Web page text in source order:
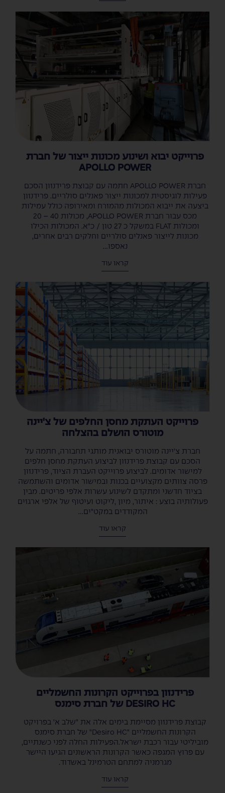
פרוייקט יבוא ושינוע מכונות ייצור של חברת
APOLLO POWER
חברת APOLLO POWER חתמה עם קבוצת פרידנזון הסכם
פעילות לוגיסטית למכונות ייצור פאנלים סולריים. פרידנזון
ביצעה את ייבוא המכולות מהמזרח ומאירופה כולל עמילות
מכס עבור חברת APOLLO POWER, מכולות 40 – 20
ומכולות FLAT במשקל כ 27 טון / כ"א. המכולות הכילו
מכונות לייצור פאנלים סולריים וחלקים רבים אחרים,
נאספו...
קראו עוד
פרוייקט העתקת מחסן החלפים של צ'יינה
מוטורס הושלם בהצלחה
חברת צ'יינה מוטורס יבואנית מותגי תחבורה, חתמה על
הסכם עם קבוצת פרידנזון לביצוע העתקת מחסן חלפים
למישור אדומים. לביצוע פרוייקט העברת הציוד, פרידנזון
פרסה צוותים מקצועיים בכנות ובמישור אדומים והשתמשה
בציוד חדשני ומתקדם לשינוע עשרות אלפי פריטים. מבין
פעולותיה בוצע : איתור, מיון ,ליקוט ועיטוף של אלפי ארגזים
המקודדים במקט"ים...
קראו עוד
פרידנזון בפרוייקט הקרונות החשמליים
DESIRO HC של חברת סימנס
קבוצת פרידנזון מסיימת בימים אלה את "שלב א' בפרויקט
הקרונות החשמליים "Desiro HC" של חברת סימנס
מוביליטי עבור רכבת ישראל.הפעילות החלה לפני כשנתיים,
עם פרוץ המגפה כאשר הקרונות הראשונים הגיעו היישר
מגרמניה למתחם הטרמינל באשדוד.
קראו עוד